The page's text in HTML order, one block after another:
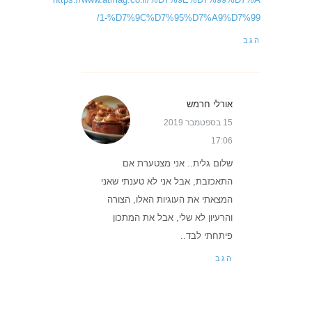
1-%D7%9C%D7%95%D7%A9%D7%99/
הגב
אורלי חרמש
15 בספטמבר 2019
17:06
שלום גלית.. אני מצטערת אם
התאכזבת, אבל אני לא טענתי שאני
המצאתי את העוגיות האלו, הצורה
והרעיון לא שלי, אבל את המתכון
פיתחתי לבד..
הגב